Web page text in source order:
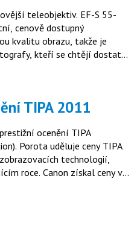
teleobjektiv. EF-S 55-
cenově dostupný
kvalitu obrazu, takže je
kteří se chtějí dostat
TIPA 2011
ocenění TIPA
Porota uděluje ceny TIPA
technologií,
roce. Canon získal ceny ve